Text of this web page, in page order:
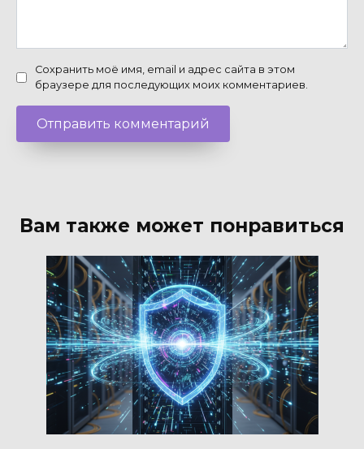
Сохранить моё имя, email и адрес сайта в этом
браузере для последующих моих комментариев.
Вам также может понравиться